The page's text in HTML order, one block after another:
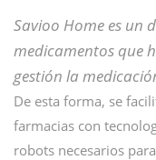
Savioo Home es un
medicamentos que
gestión la
De esta forma, se
farmacias con
robots necesarios